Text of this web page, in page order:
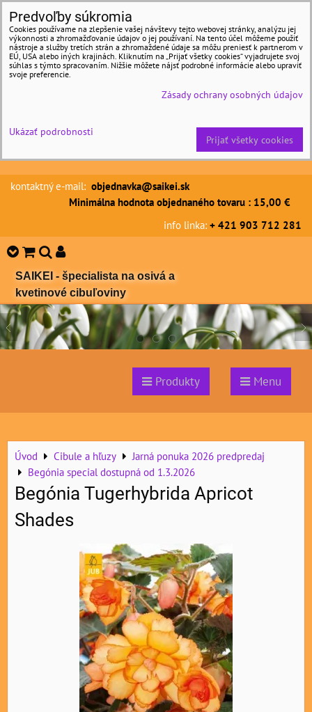
kontaktný e-mail: objednavka@saikei.sk
Minimálna hodnota objednaného tovaru : 15,00 €
info linka: + 421 903 712 281
SAIKEI - špecialista na osivá a
kvetinové cibuľoviny
Produkty Menu
Úvod Cibule a hľuzy
Jarná ponuka 2026 predpredaj
Begónia special dostupná od 1.3.2026
Begónia Tugerhybrida Apricot
Shades
Predvoľby súkromia
Cookies používame na zlepšenie vašej návštevy tejto webovej stránky, analýzu jej
výkonnosti a zhromažďovanie údajov o jej používaní. Na tento účel môžeme použiť
nástroje a služby tretích strán a zhromaždené údaje sa môžu preniesť k partnerom v
EÚ, USA alebo iných krajinách. Kliknutím na „Prijať všetky cookies“ vyjadrujete svoj
súhlas s týmto spracovaním. Nižšie môžete nájsť podrobné informácie alebo upraviť
svoje preferencie.
Zásady ochrany osobných údajov
Ukázať podrobnosti
Prijať všetky cookies